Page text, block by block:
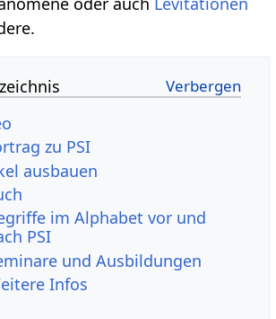
zu PSI
ausbauen
im Alphabet vor und
PSI
und Ausbildungen
Infos